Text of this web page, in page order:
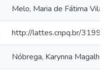
Melo, Maria de Fátima
http://lattes.cnpq.br/
Nóbrega, Karynna